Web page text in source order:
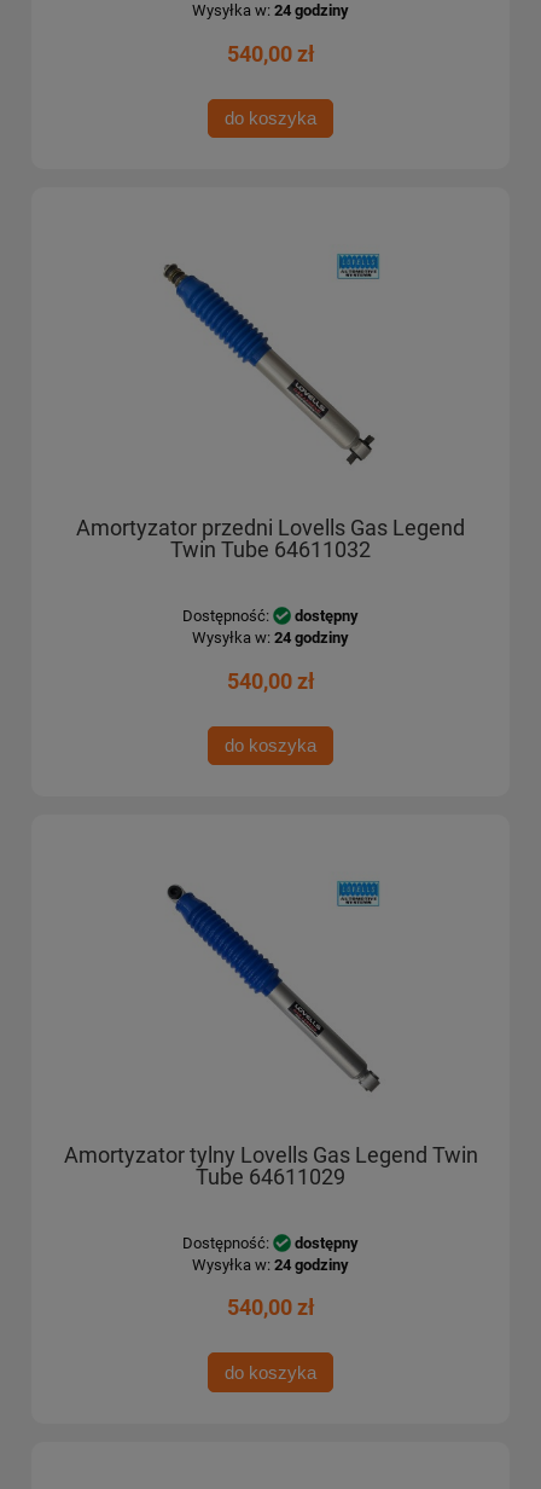
Wysyłka w: 24 godziny
540,00 zł
do koszyka
Amortyzator przedni Lovells Gas Legend
Twin Tube 64611032
Dostępność:
dostępny
Wysyłka w: 24 godziny
540,00 zł
do koszyka
Amortyzator tylny Lovells Gas Legend Twin
Tube 64611029
Dostępność:
dostępny
Wysyłka w: 24 godziny
540,00 zł
do koszyka